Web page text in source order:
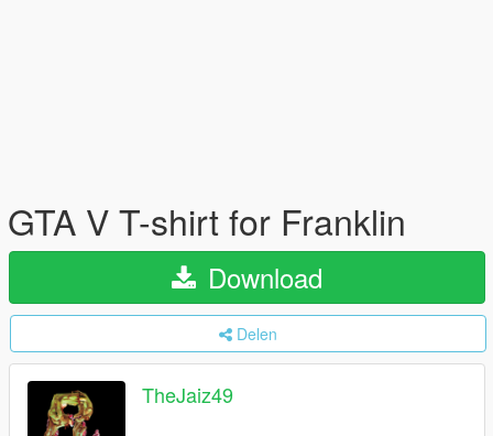
GTA V T-shirt for Franklin
Download
Delen
TheJaiz49